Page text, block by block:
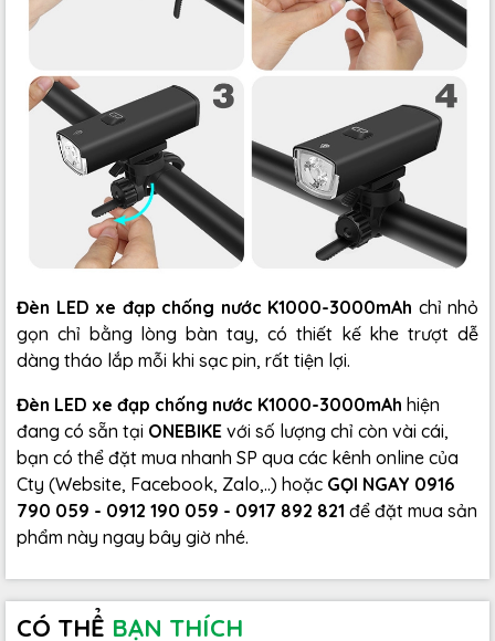
Đèn LED xe đạp chống nước K1000-3000mAh chỉ nhỏ
gọn chỉ bằng lòng bàn tay, có thiết kế khe trượt dễ
dàng tháo lắp mỗi khi sạc pin, rất tiện lợi.
Đèn LED xe đạp chống nước K1000-3000mAh hiện
đang có sẵn tại ONEBIKE với số lượng chỉ còn vài cái,
bạn có thể đặt mua nhanh SP qua các kênh online của
Cty (Website, Facebook, Zalo,..) hoặc GỌI NGAY 0916
790 059 - 0912 190 059 - 0917 892 821 để đặt mua sản
phẩm này ngay bây giờ nhé.
CÓ THỂ BẠN THÍCH